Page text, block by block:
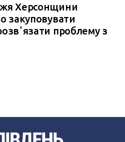
Херсонщини
закуповувати
проблему з